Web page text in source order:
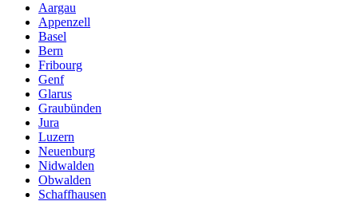
Aargau
Appenzell
Basel
Bern
Fribourg
Genf
Glarus
Graubünden
Jura
Luzern
Neuenburg
Nidwalden
Obwalden
Schaffhausen